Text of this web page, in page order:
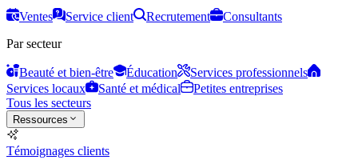
Ventes Service client Recrutement
Consultants
Par secteur
Beauté et bien-être Éducation
Services professionnels
Services locaux
Santé et médical
Petites entreprises
Tous les secteurs
Ressources
Témoignages clients